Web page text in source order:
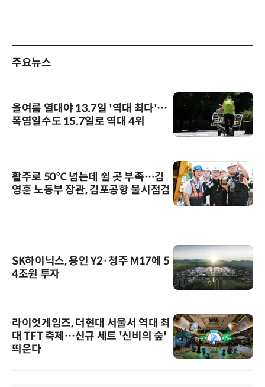
주요뉴스
올여름 열대야 13.7일 '역대 최다'…
폭염일수도 15.7일로 역대 4위
활주로 50℃ 넘는데 쉴 곳 부족…김
영훈 노동부 장관, 김포공항 불시점검
SK하이닉스, 용인 Y2·청주 M17에 5
4조원 투자
라이엇게임즈, 더현대 서울서 역대 최
대 TFT 축제…신규 세트 '신비의 숲'
띄운다